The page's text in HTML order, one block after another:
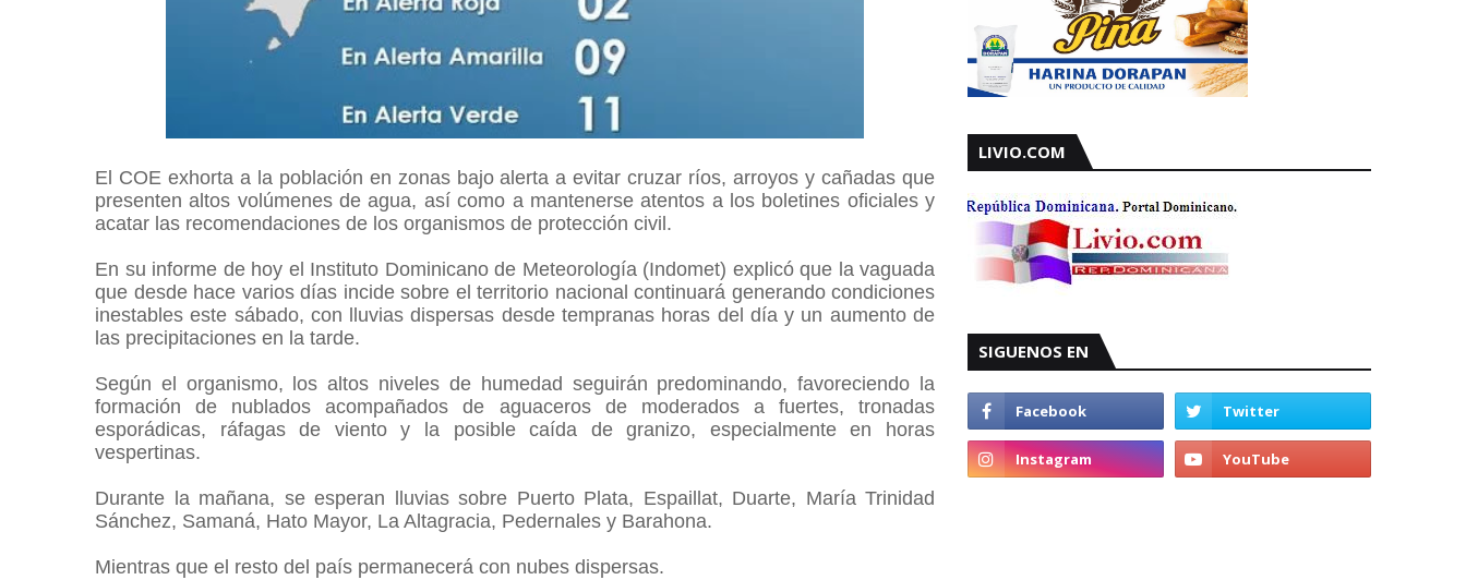
El COE exhorta a la población en zonas bajo alerta a evitar cruzar ríos, arroyos y cañadas que
presenten altos volúmenes de agua, así como a mantenerse atentos a los boletines oficiales y
acatar las recomendaciones de los organismos de protección civil.
En su informe de hoy el Instituto Dominicano de Meteorología (Indomet) explicó que la vaguada
que desde hace varios días incide sobre el territorio nacional continuará generando condiciones
inestables este sábado, con lluvias dispersas desde tempranas horas del día y un aumento de
las precipitaciones en la tarde.
Según el organismo, los altos niveles de humedad seguirán predominando, favoreciendo la
formación de nublados acompañados de aguaceros de moderados a fuertes, tronadas
esporádicas, ráfagas de viento y la posible caída de granizo, especialmente en horas
vespertinas.
Durante la mañana, se esperan lluvias sobre Puerto Plata, Espaillat, Duarte, María Trinidad
Sánchez, Samaná, Hato Mayor, La Altagracia, Pedernales y Barahona.
Mientras que el resto del país permanecerá con nubes dispersas.
LIVIO.COM
SIGUENOS EN